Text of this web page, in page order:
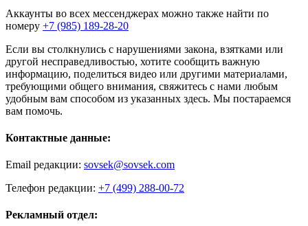
Аккаунты во всех мессенджерах можно также найти по
номеру +7 (985) 189-28-20
Если вы столкнулись с нарушениями закона, взятками или
другой несправедливостью, хотите сообщить важную
информацию, поделиться видео или другими материалами,
требующими общего внимания, свяжитесь с нами любым
удобным вам способом из указанных здесь. Мы постараемся
вам помочь.
Контактные данные:
Email редакции: sovsek@sovsek.com
Телефон редакции: +7 (499) 288-00-72
Рекламный отдел: